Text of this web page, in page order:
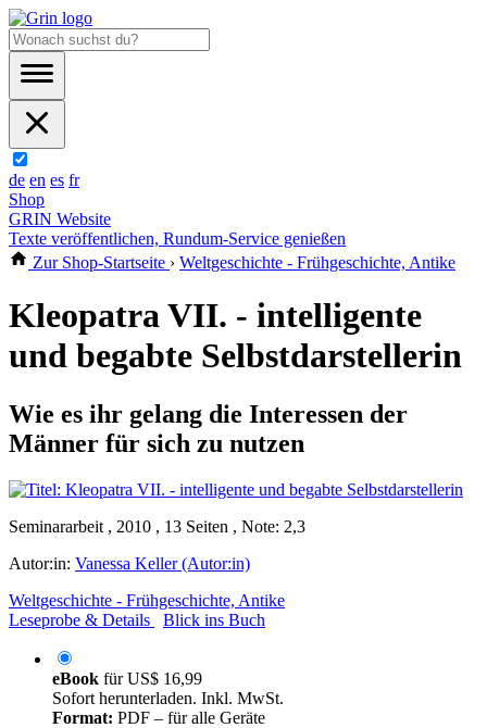
de en es fr
Shop
GRIN Website
Texte veröffentlichen, Rundum-Service genießen
Zur Shop-Startseite › Weltgeschichte - Frühgeschichte, Antike
Kleopatra VII. - intelligente
und begabte Selbstdarstellerin
Wie es ihr gelang die Interessen der
Männer für sich zu nutzen
Seminararbeit , 2010 , 13 Seiten , Note: 2,3
Autor:in: Vanessa Keller (Autor:in)
Weltgeschichte - Frühgeschichte, Antike
Leseprobe & Details
Blick ins Buch
eBook fürUS$ 16,99
Sofort herunterladen. Inkl. MwSt.
Format: PDF – für alle Geräte